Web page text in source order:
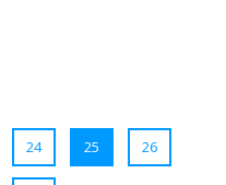
24 25 26